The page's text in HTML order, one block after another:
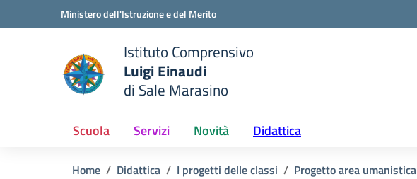
Vai ai contenuti
Vai al menu di navigazioneMinistero dell'Istruzione e del Merito
scuola
Istituto Comprensivo
Luigi Einaudi
di Sale Marasino
Scuola Servizi Novità Didattica
Home Didattica I progetti delle classi Progetto area umanistica